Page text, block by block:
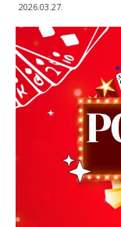
Mihály
Általános
2026.03.27.